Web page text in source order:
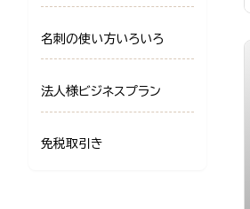
名刺の使い方いろいろ
法人様ビジネスプラン
免税取引き